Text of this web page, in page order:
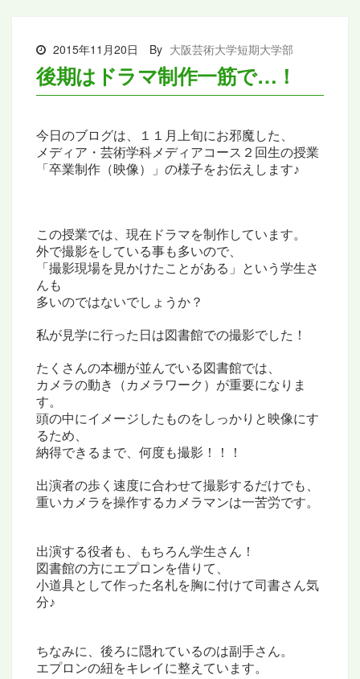
2015年11月20日 By 大阪芸術大学短期大学部
後期はドラマ制作一筋で…！
今日のブログは、１１月上旬にお邪魔した、
メディア・芸術学科メディアコース２回生の授業
「卒業制作（映像）」の様子をお伝えします♪
この授業では、現在ドラマを制作しています。
外で撮影をしている事も多いので、
「撮影現場を見かけたことがある」という学生さ
んも
多いのではないでしょうか？
私が見学に行った日は図書館での撮影でした！
たくさんの本棚が並んでいる図書館では、
カメラの動き（カメラワーク）が重要になりま
す。
頭の中にイメージしたものを しっかりと映像にす
るため、
納得できるまで、何度も撮影！！！
出演者の歩く速度に合わせて撮影するだけでも、
重いカメラを操作するカメラマンは一苦労です。
出演する役者も、もちろん学生さん！
図書館の方にエプロンを借りて、
小道具として作った名札を胸に付けて司書さん気
分♪
ちなみに、後ろに隠れているのは副手さん。
エプロンの紐をキレイに整えています。